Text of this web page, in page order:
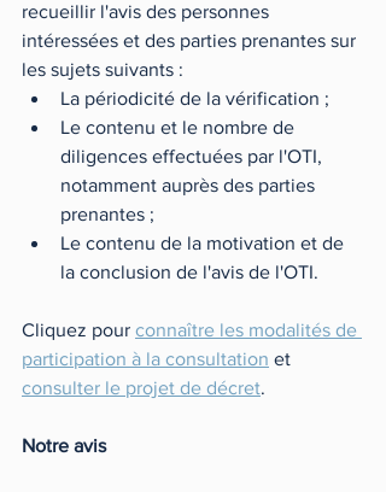
recueillir l'avis des personnes
intéressées et des parties prenantes sur
les sujets suivants :
La périodicité de la vérification ;
Le contenu et le nombre de
diligences effectuées par l'OTI,
notamment auprès des parties
prenantes ;
Le contenu de la motivation et de
la conclusion de l'avis de l'OTI.
Cliquez pour connaître les modalités de
participation à la consultation et
consulter le projet de décret.
Notre avis